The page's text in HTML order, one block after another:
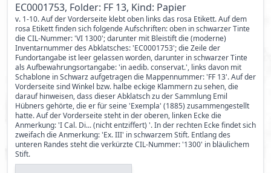
EC0001753, Folder: FF 13, Kind: Papier
v. 1-10. Auf der Vorderseite klebt oben links das rosa Etikett. Auf dem
rosa Etikett finden sich folgende Aufschriften: oben in schwarzer Tinte
die CIL-Nummer: 'VI 1300'; darunter mit Bleistift die (moderne)
Inventarnummer des Abklatsches: 'EC0001753'; die Zeile der
Fundortangabe ist leer gelassen worden, darunter in schwarzer Tinte
als Aufbewahrungsortangabe: 'in aedib. conservat.', links davon mit
Schablone in Schwarz aufgetragen die Mappennummer: 'FF 13'. Auf der
Vorderseite sind Winkel bzw. halbe eckige Klammern zu sehen, die
darauf hinweisen, dass dieser Abklatsch zu der Sammlung Emil
Hübners gehörte, die er für seine 'Exempla' (1885) zusammengestellt
hatte. Auf der Vorderseite steht in der oberen, linken Ecke die
Anmerkung: 'I Cal. Di... (nicht entziffert) '. In der rechten Ecke findet sich
zweifach die Anmerkung: 'Ex. III' in schwarzem Stift. Entlang des
unteren Randes steht die verkürzte CIL-Nummer: '1300' in bläulichem
Stift.